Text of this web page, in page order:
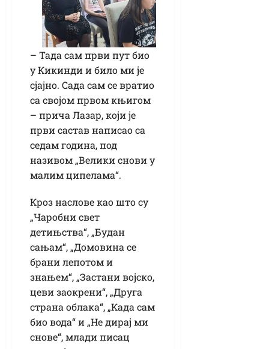
– Тада сам први пут био
у Кикинди и било ми је
сјајно. Сада сам се вратио
са својом првом књигом
– прича Лазар, који је
први састав написао са
седам година, под
називом „Велики снови у
малим ципелама“.
Кроз наслове као што су
„Чаробни свет
детињства“, „Будан
сањам“, „Домовина се
брани лепотом и
знањем“, „Застани војско,
цеви заокрени“, „Друга
страна облака“, „Када сам
био вода“ и „Не дирај ми
снове“, млади писац